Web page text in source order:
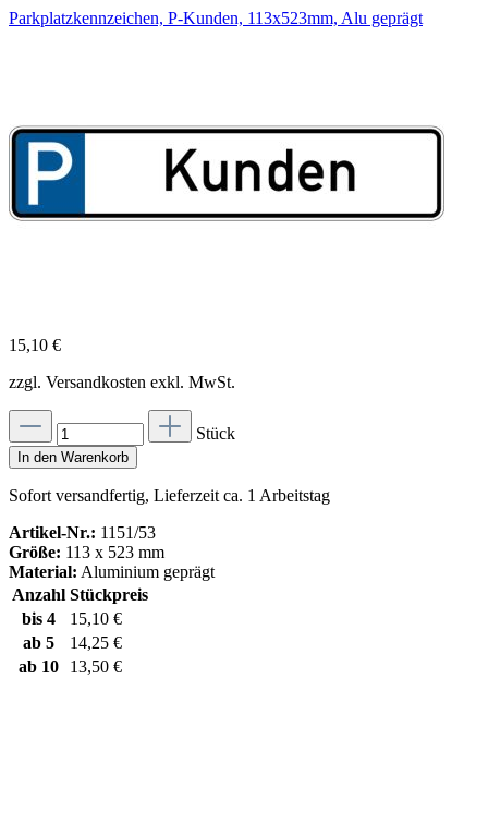
Parkplatzkennzeichen, P-Kunden, 113x523mm, Alu geprägt
15,10 €
zzgl. Versandkosten exkl. MwSt.
Stück
In den Warenkorb
Sofort versandfertig, Lieferzeit ca. 1 Arbeitstag
Artikel-Nr.: 1151/53
Größe: 113 x 523 mm
Material: Aluminium geprägt
Anzahl Stückpreis
bis 4
15,10 €
ab 5
14,25 €
ab 10 13,50 €